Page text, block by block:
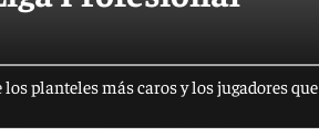
planteles más caros y los jugadores que